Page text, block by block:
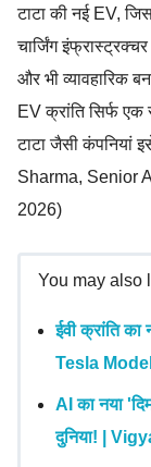
टाटा की नई EV,
चार्जिंग
और भी व्यावहारिक
EV क्रांति सिर्फ
टाटा जैसी कंपनियां
Sharma, Senior
2026)
You may also
ईवी क्रांति
Tesla
AI का नया
दुनिया! |